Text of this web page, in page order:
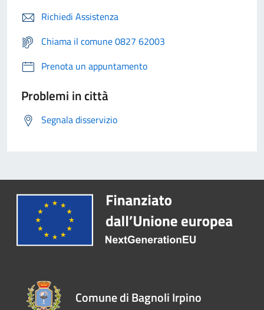
Richiedi Assistenza
Chiama il comune 0827 62003
Prenota un appuntamento
Problemi in città
Segnala disservizio
Comune di Bagnoli Irpino